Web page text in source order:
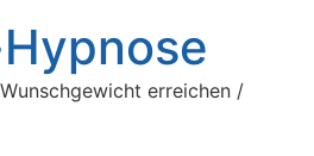
erreichen /